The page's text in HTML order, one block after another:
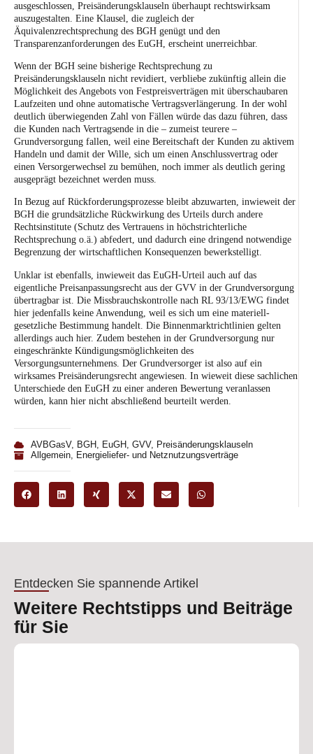
ausgeschlossen, Preisänderungsklauseln überhaupt rechtswirksam
auszugestalten. Eine Klausel, die zugleich der
Äquivalenzrechtsprechung des BGH genügt und den
Transparenzanforderungen des EuGH, erscheint unerreichbar.
Wenn der BGH seine bisherige Rechtsprechung zu
Preisänderungsklauseln nicht revidiert, verbliebe zukünftig allein die
Möglichkeit des Angebots von Festpreisverträgen mit überschaubaren
Laufzeiten und ohne automatische Vertragsverlängerung. In der wohl
deutlich überwiegenden Zahl von Fällen würde das dazu führen, dass
die Kunden nach Vertragsende in die – zumeist teurere –
Grundversorgung fallen, weil eine Bereitschaft der Kunden zu aktivem
Handeln und damit der Wille, sich um einen Anschlussvertrag oder
einen Versorgerwechsel zu bemühen, noch immer als deutlich gering
ausgeprägt bezeichnet werden muss.
In Bezug auf Rückforderungsprozesse bleibt abzuwarten, inwieweit der
BGH die grundsätzliche Rückwirkung des Urteils durch andere
Rechtsinstitute (Schutz des Vertrauens in höchstrichterliche
Rechtsprechung o.ä.) abfedert, und dadurch eine dringend notwendige
Begrenzung der wirtschaftlichen Konsequenzen bewerkstelligt.
Unklar ist ebenfalls, inwieweit das EuGH-Urteil auch auf das
eigentliche Preisanpassungsrecht aus der GVV in der Grundversorgung
übertragbar ist. Die Missbrauchskontrolle nach RL 93/13/EWG findet
hier jedenfalls keine Anwendung, weil es sich um eine materiell-
gesetzliche Bestimmung handelt. Die Binnenmarktrichtlinien gelten
allerdings auch hier. Zudem bestehen in der Grundversorgung nur
eingeschränkte Kündigungsmöglichkeiten des
Versorgungsunternehmens. Der Grundversorger ist also auf ein
wirksames Preisänderungsrecht angewiesen. In wieweit diese sachlichen
Unterschiede den EuGH zu einer anderen Bewertung veranlassen
würden, kann hier nicht abschließend beurteilt werden.
AVBGasV, BGH, EuGH, GVV, Preisänderungsklauseln
Allgemein, Energieliefer- und Netznutzungsverträge
Entdecken Sie spannende Artikel
Weitere Rechtstipps und Beiträge
für Sie